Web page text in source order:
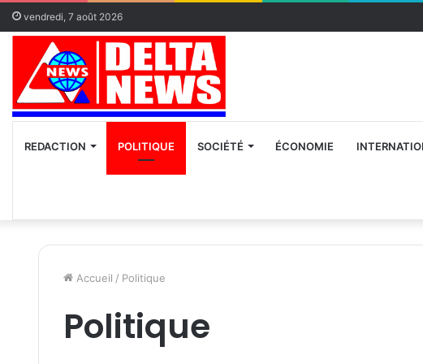
vendredi, 7 août 2026
REDACTION POLITIQUE SOCIÉTÉ ÉCONOMIE
Accueil / Politique
Politique